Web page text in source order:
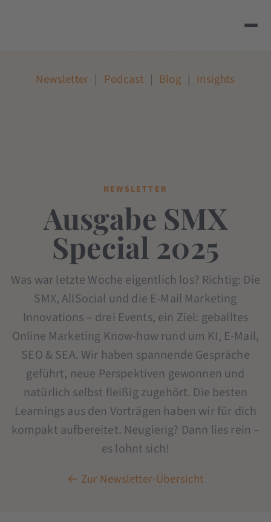
Newsletter | Podcast | Blog | Insights
NEWSLETTER
Ausgabe SMX
Special 2025
Was war letzte Woche eigentlich los? Richtig: Die
SMX, AllSocial und die E-Mail Marketing
Innovations – drei Events, ein Ziel: geballtes
Online Marketing Know-how rund um KI, E-Mail,
SEO & SEA. Wir haben spannende Gespräche
geführt, neue Perspektiven gewonnen und
natürlich selbst fleißig zugehört. Die besten
Learnings aus den Vorträgen haben wir für dich
kompakt aufbereitet. Neugierig? Dann lies rein –
es lohnt sich!
← Zur Newsletter-Übersicht